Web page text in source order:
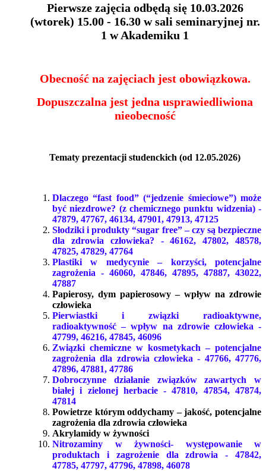
Pierwsze zajęcia odbędą się 10.03.2026
(wtorek) 15.00 - 16.30 w sali seminaryjnej nr.
1 w Akademiku 1
Obecność na zajęciach jest obowiązkowa.
Dopuszczalna jest jedna usprawiedliwiona
nieobecność
Tematy prezentacji studenckich (od 12.05.2026)
Dlaczego “fast food” (“jedzenie śmieciowe”) może
być niezdrowe? (z chemicznego punktu widzenia) -
47879, 47767, 46134, 47901, 47913, 47125
Słodziki i produkty “sugar free” – czy są bezpieczne
dla zdrowia człowieka? - 46162, 47802, 48578,
47825, 47829, 47764
Plastiki w medycynie – korzyści, potencjalne
zagrożenia - 46060, 47846, 47895, 47887, 43022,
47887
Papierosy, dym papierosowy – wpływ na zdrowie
człowieka
Pierwiastki i związki radioaktywne,
radioaktywność – wpływ na zdrowie człowieka -
47799, 46216, 47845, 46096
Związki chemiczne w kosmetykach – potencjalne
zagrożenia dla zdrowia człowieka - 47766, 47776,
47896, 47881, 47786
Dobroczynne działanie związków zawartych w
białej i zielonej herbacie - 47810, 47854, 47874,
47814
Powietrze którym oddychamy – jakość, potencjalne
zagrożenia dla zdrowia człowieka
Akrylamidy w żywności
Nitrozaminy w żywności- występowanie w
produktach i zagrożenie dla zdrowia - 47842,
47785, 47797, 47796, 47898, 46078